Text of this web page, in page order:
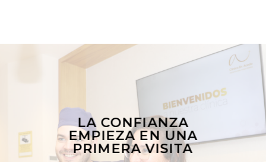
LA CONFIANZA
EMPIEZA EN UNA
PRIMERA VISITA